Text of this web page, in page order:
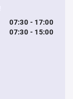
07:30 - 17:00
07:30 - 15:00